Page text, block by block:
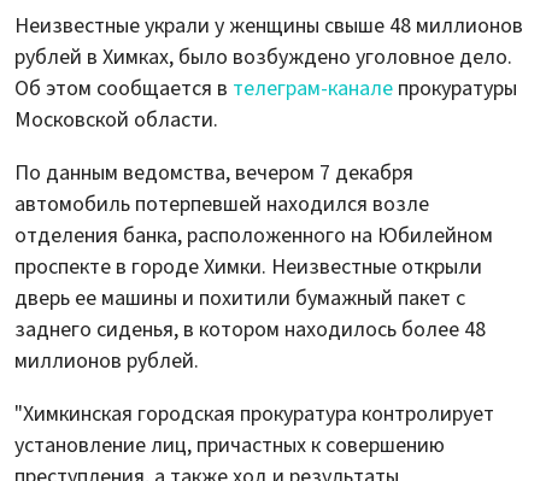
Неизвестные украли у женщины свыше 48 миллионов
рублей в Химках, было возбуждено уголовное дело.
Об этом сообщается в телеграм-канале прокуратуры
Московской области.
По данным ведомства, вечером 7 декабря
автомобиль потерпевшей находился возле
отделения банка, расположенного на Юбилейном
проспекте в городе Химки. Неизвестные открыли
дверь ее машины и похитили бумажный пакет с
заднего сиденья, в котором находилось более 48
миллионов рублей.
"Химкинская городская прокуратура контролирует
установление лиц, причастных к совершению